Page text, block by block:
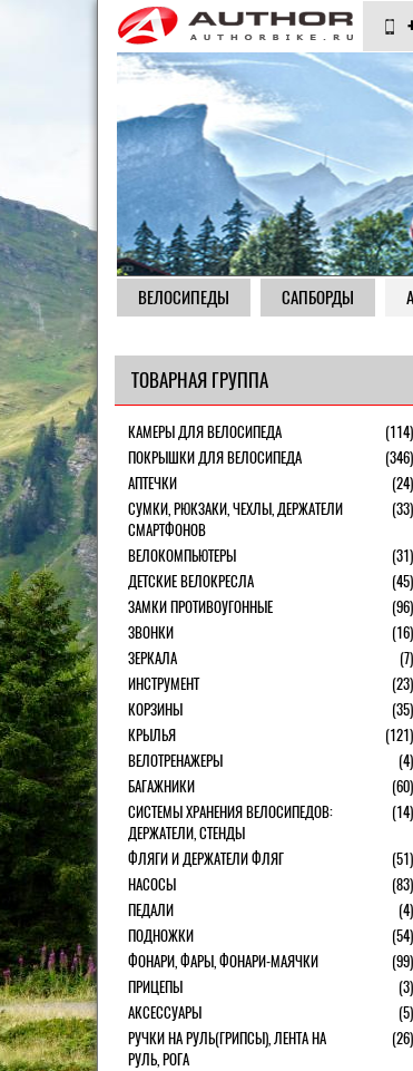
ВЕЛОСИПЕДЫ САПБОРДЫ
ТОВАРНАЯ ГРУППА
КАМЕРЫ ДЛЯ ВЕЛОСИПЕДА
(114)
ПОКРЫШКИ ДЛЯ ВЕЛОСИПЕДА
(346)
АПТЕЧКИ
(24)
СУМКИ, РЮКЗАКИ, ЧЕХЛЫ, ДЕРЖАТЕЛИ
СМАРТФОНОВ
(33)
ВЕЛОКОМПЬЮТЕРЫ
(31)
ДЕТСКИЕ ВЕЛОКРЕСЛА
(45)
ЗАМКИ ПРОТИВОУГОННЫЕ
(96)
ЗВОНКИ
(16)
ЗЕРКАЛА
(7)
ИНСТРУМЕНТ
(23)
КОРЗИНЫ
(35)
КРЫЛЬЯ
(121)
ВЕЛОТРЕНАЖЕРЫ
(4)
БАГАЖНИКИ
(60)
СИСТЕМЫ ХРАНЕНИЯ ВЕЛОСИПЕДОВ:
ДЕРЖАТЕЛИ, СТЕНДЫ
(14)
ФЛЯГИ И ДЕРЖАТЕЛИ ФЛЯГ
(51)
НАСОСЫ
(83)
ПЕДАЛИ
(4)
ПОДНОЖКИ
(54)
ФОНАРИ, ФАРЫ, ФОНАРИ-МАЯЧКИ
(99)
ПРИЦЕПЫ
(3)
АКСЕССУАРЫ
(5)
РУЧКИ НА РУЛЬ(ГРИПСЫ), ЛЕНТА НА
РУЛЬ, РОГА
(26)